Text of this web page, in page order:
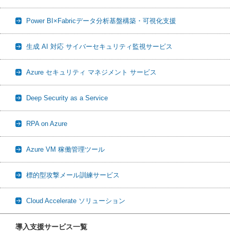
Power BI×Fabricデータ分析基盤構築・可視化支援
生成 AI 対応 サイバーセキュリティ監視サービス
Azure セキュリティ マネジメント サービス
Deep Security as a Service
RPA on Azure
Azure VM 稼働管理ツール
標的型攻撃メール訓練サービス
Cloud Accelerate ソリューション
導入支援サービス一覧